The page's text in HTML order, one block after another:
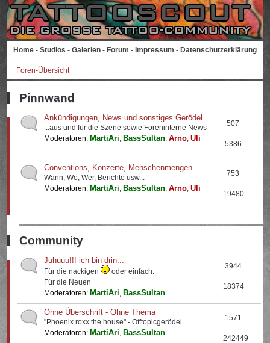
Home - Studios - Galerien - Forum - Impressum - Datenschutzerklärung
Foren-Übersicht
Pinnwand
Ankündigungen, News und sonstiges Gerödel...
...aus und für die Szene sowie Foreninterne News
Moderatoren: MartiAri, BassSultan,Arno,Uli
507
5386
Conventions, Konzerte, Menschenmengen
Wann, Wo, Wer, Berichte usw...
Moderatoren: MartiAri, BassSultan,Arno,Uli
753
19480
Community
Juhuuu!!! ich bin drin...
Für die nackigen
oder einfach:
Für die Neuen
Moderatoren: MartiAri, BassSultan
3944
18374
Ohne Überschrift - Ohne Thema
"Phoenix roxx the house" - Offtopicgerödel
Moderatoren: MartiAri, BassSultan
1571
242449